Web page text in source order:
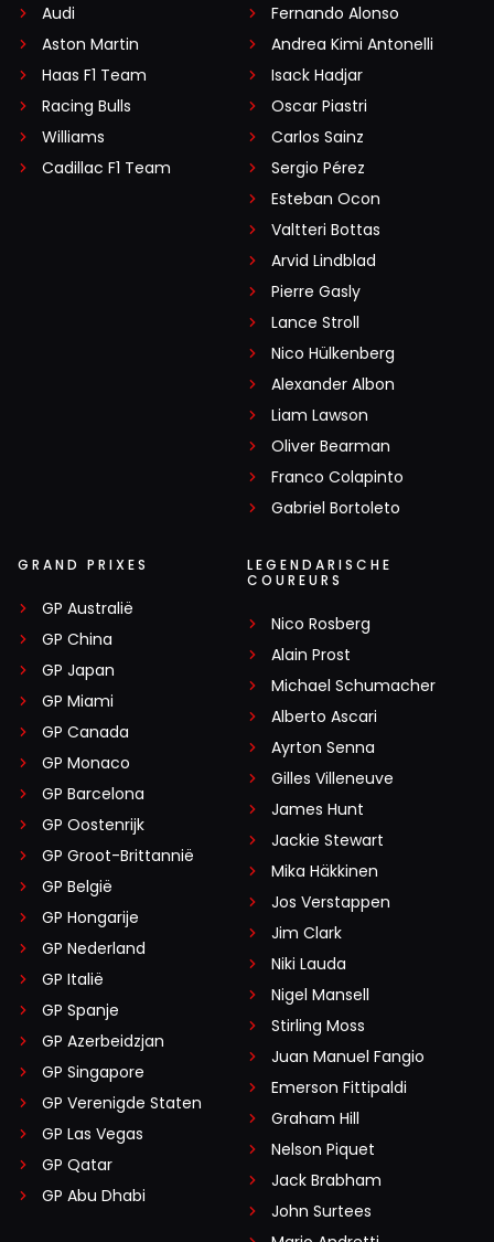
Audi
Aston Martin
Haas F1 Team
Racing Bulls
Williams
Cadillac F1 Team
Fernando Alonso
Andrea Kimi Antonelli
Isack Hadjar
Oscar Piastri
Carlos Sainz
Sergio Pérez
Esteban Ocon
Valtteri Bottas
Arvid Lindblad
Pierre Gasly
Lance Stroll
Nico Hülkenberg
Alexander Albon
Liam Lawson
Oliver Bearman
Franco Colapinto
Gabriel Bortoleto
GRAND PRIXES
GP Australië
GP China
GP Japan
GP Miami
GP Canada
GP Monaco
GP Barcelona
GP Oostenrijk
GP Groot-Brittannië
GP België
GP Hongarije
GP Nederland
GP Italië
GP Spanje
GP Azerbeidzjan
GP Singapore
GP Verenigde Staten
GP Las Vegas
GP Qatar
GP Abu Dhabi
LEGENDARISCHE
COUREURS
Nico Rosberg
Alain Prost
Michael Schumacher
Alberto Ascari
Ayrton Senna
Gilles Villeneuve
James Hunt
Jackie Stewart
Mika Häkkinen
Jos Verstappen
Jim Clark
Niki Lauda
Nigel Mansell
Stirling Moss
Juan Manuel Fangio
Emerson Fittipaldi
Graham Hill
Nelson Piquet
Jack Brabham
John Surtees